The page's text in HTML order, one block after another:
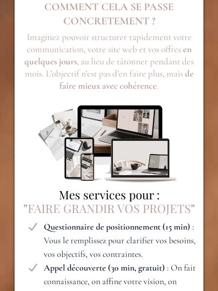
COMMENT CELA SE PASSE
CONCRETEMENT ?
Imaginez pouvoir structurer rapidement votre
communication, votre site web et vos offresen
quelques jours, au lieu de tâtonner pendant des
mois. L’objectif n’est pas d’en faire plus, maisde
faire mieux avec cohérence.
Mes services pour :
"FAIRE GRANDIR VOS PROJETS"
Questionnaire de positionnement (15 min) :
Vous le remplissez pour clarifier vos besoins,
vos objectifs, vos contraintes.
Appel découverte (30 min, gratuit) : On fait
connaissance, on affine votre vision, on